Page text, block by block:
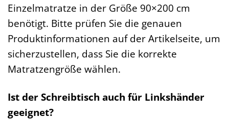
Einzelmatratze in der Größe 90×200 cm
benötigt. Bitte prüfen Sie die genauen
Produktinformationen auf der Artikelseite, um
sicherzustellen, dass Sie die korrekte
Matratzengröße wählen.
Ist der Schreibtisch auch für Linkshänder
geeignet?